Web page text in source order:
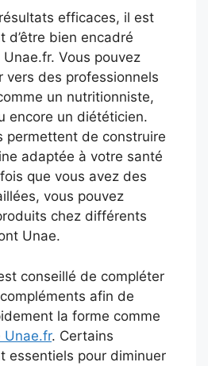
efficaces, il est
d’être bien encadré
Vous pouvez
vers des professionnels
un nutritionniste,
encore un diététicien.
permettent de construire
adaptée à votre santé
que vous avez des
vous pouvez
chez différents
Unae.
conseillé de compléter
afin de
la forme comme
Unae.fr. Certains
essentiels pour diminuer